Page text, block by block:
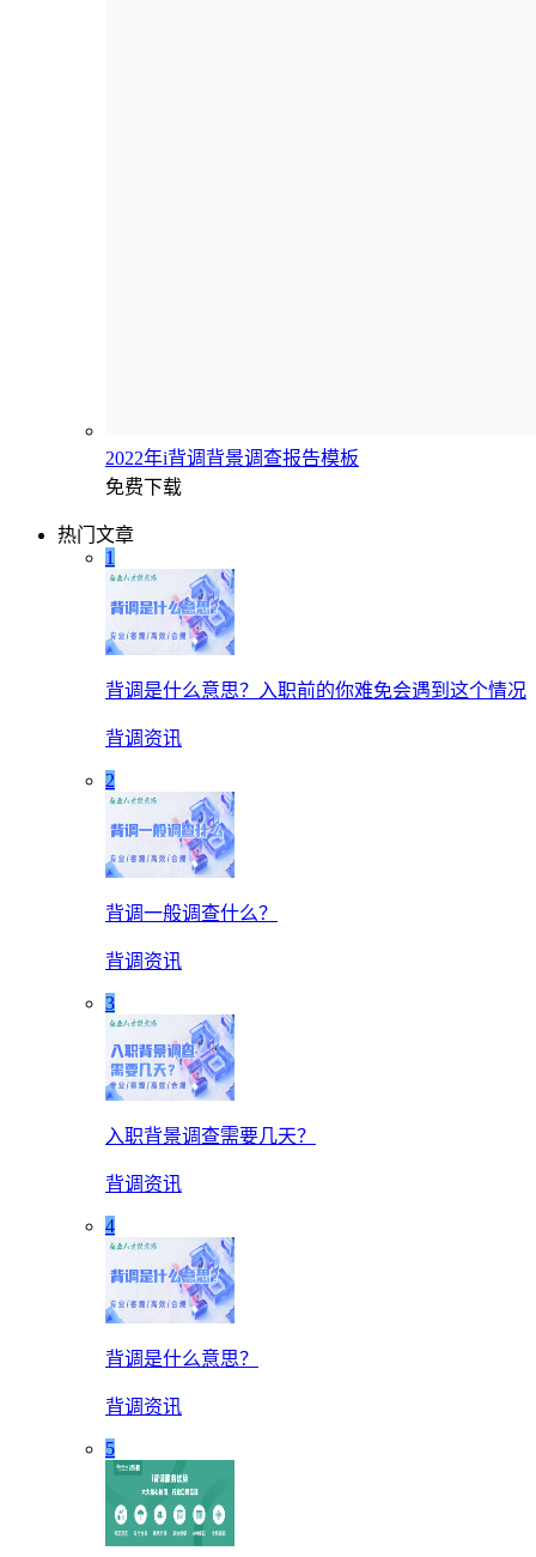
2022年i背调背景调查报告模板
免费下载
热门文章
1
背调是什么意思？入职前的你难免会遇到这个情况
背调资讯
2
背调一般调查什么？
背调资讯
3
入职背景调查需要几天？
背调资讯
4
背调是什么意思？
背调资讯
5